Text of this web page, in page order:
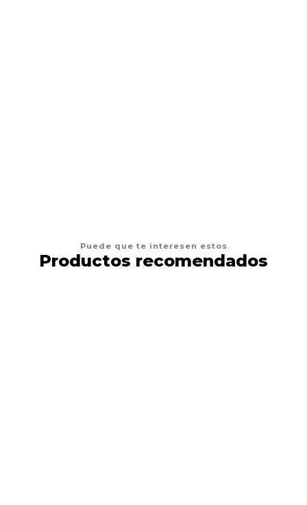
Puede que te interesen estos
Productos recomendados